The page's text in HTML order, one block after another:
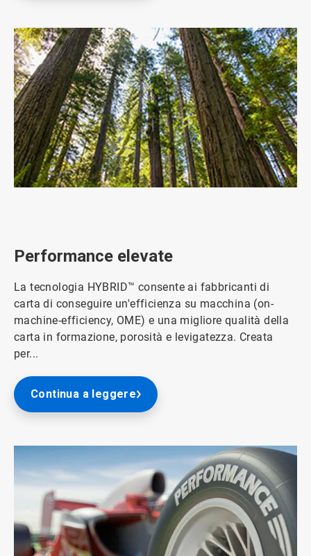
Performance elevate
La tecnologia HYBRID™ consente ai fabbricanti di
carta di conseguire un'efficienza su macchina (on-
machine-efficiency, OME) e una migliore qualità della
carta in formazione, porosità e levigatezza. Creata
per...
Continua a leggere